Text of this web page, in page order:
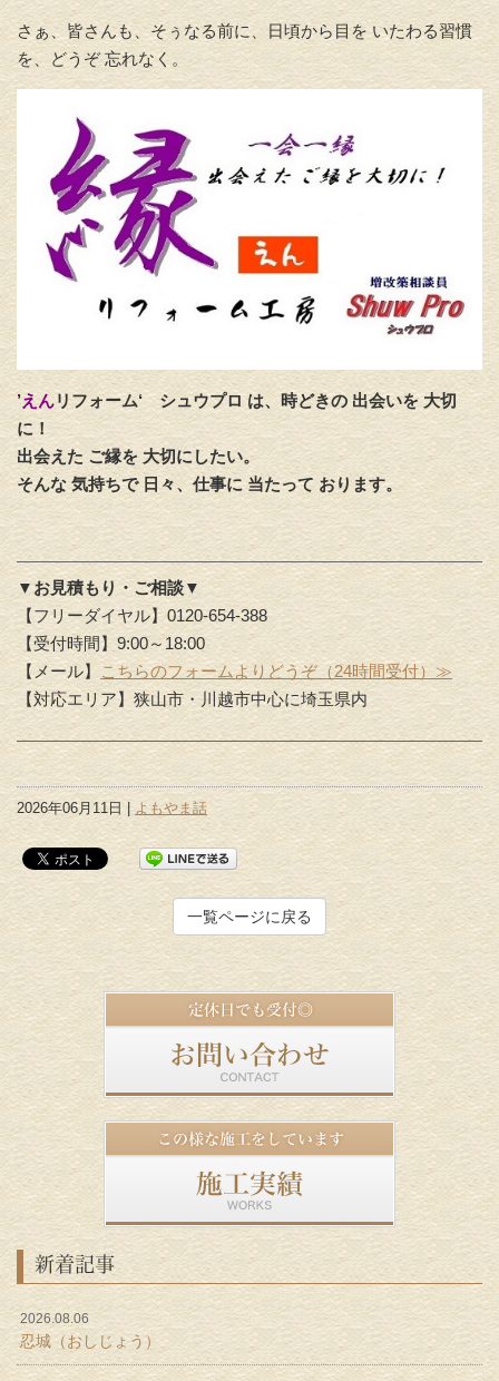
さぁ、皆さんも、そぅなる前に、日頃から目を いたわる習慣
を、どうぞ 忘れなく。
’えんリフォーム‘シュウプロ は、時どきの 出会いを 大切
に！
出会えた ご縁を 大切にしたい。
そんな 気持ちで 日々、仕事に 当たって おります。
▼お見積もり・ご相談▼
【フリーダイヤル】0120-654-388
【受付時間】9:00～18:00
【メール】
こちらのフォームよりどうぞ（24時間受付）≫
【対応エリア】狭山市・川越市中心に埼玉県内
2026年06月11日 | よもやま話
一覧ページに戻る
新着記事
2026.08.06
忍城（おしじょう）